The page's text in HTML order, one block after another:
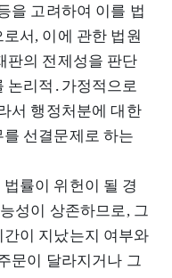
을 고려하여 이를 법
서, 이에 관한 법원
판의 전제성을 판단
논리적․가정적으로
서 행정처분에 대한
선결문제로 하는
률이 위헌이 될 경
성이 상존하므로, 그
이 지났는지 여부와
문이 달라지거나 그